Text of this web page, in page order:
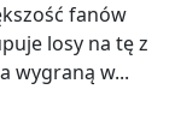
fanów
losy na tę z
wygraną w...